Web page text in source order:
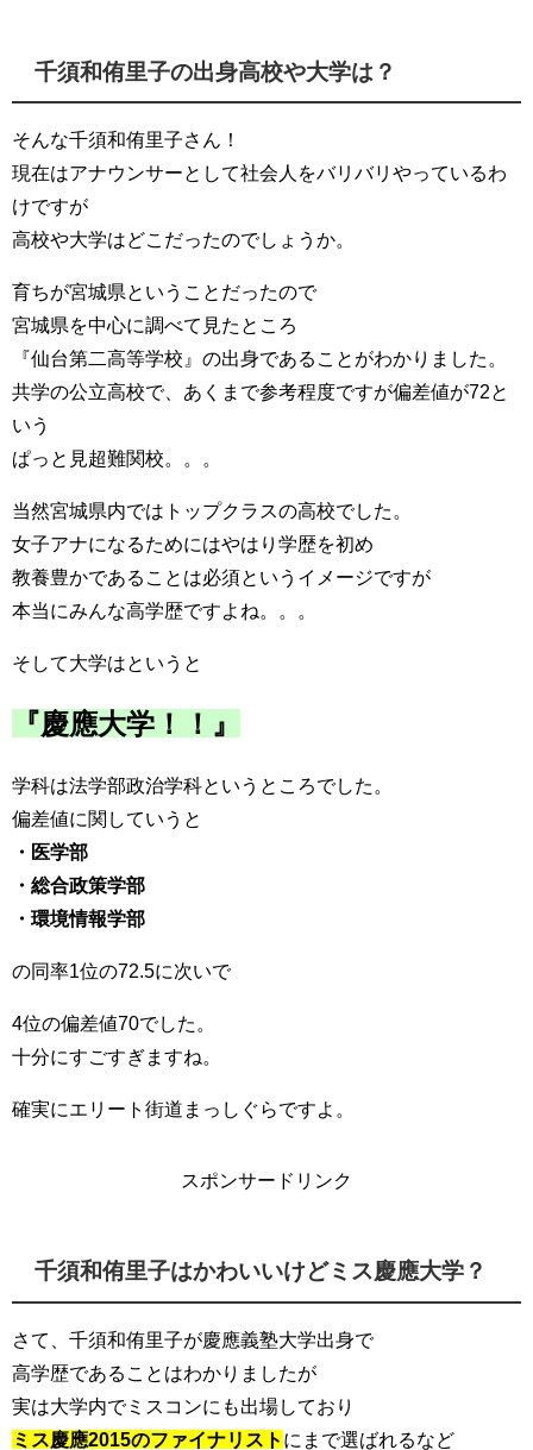
千須和侑里子の出身高校や大学は？
そんな千須和侑里子さん！
現在はアナウンサーとして社会人をバリバリやっているわ
けですが
高校や大学はどこだったのでしょうか。
育ちが宮城県ということだったので
宮城県を中心に調べて見たところ
『仙台第二高等学校』の出身であることがわかりました。
共学の公立高校で、あくまで参考程度ですが偏差値が72と
いう
ぱっと見超難関校。。。
当然宮城県内ではトップクラスの高校でした。
女子アナになるためにはやはり学歴を初め
教養豊かであることは必須というイメージですが
本当にみんな高学歴ですよね。。。
そして大学はというと
『慶應大学！！』
学科は法学部政治学科というところでした。
偏差値に関していうと
・医学部
・総合政策学部
・環境情報学部
の同率1位の72.5に次いで
4位の偏差値70でした。
十分にすごすぎますね。
確実にエリート街道まっしぐらですよ。
スポンサードリンク
千須和侑里子はかわいいけどミス慶應大学？
さて、千須和侑里子が慶應義塾大学出身で
高学歴であることはわかりましたが
実は大学内でミスコンにも出場しており
ミス慶應2015のファイナリスト にまで選ばれるなど